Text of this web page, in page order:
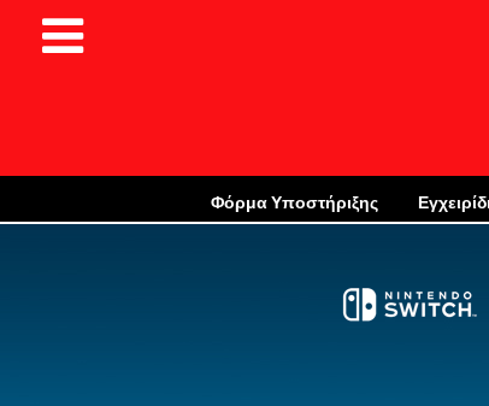
Φόρμα Υποστήριξης